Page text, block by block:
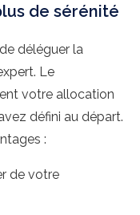
de sérénité
déléguer la
Le
votre allocation
défini au départ.
:
de votre